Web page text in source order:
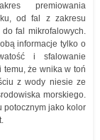
premiowania
od fal z zakresu
fal mikrofalowych.
informacje tylko o
i sfalowanie
że wnika w toń
z wody niesie ze
morskiego.
potocznym jako kolor